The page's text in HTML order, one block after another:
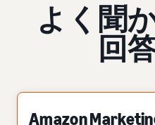
よく聞
回
Amazon